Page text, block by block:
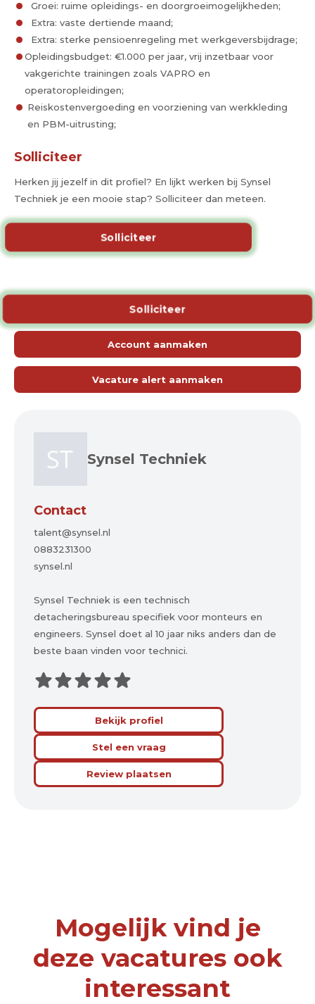
Groei: ruime opleidings- en doorgroeimogelijkheden;
Extra: vaste dertiende maand;
Extra: sterke pensioenregeling met werkgeversbijdrage;
Opleidingsbudget: €1.000 per jaar, vrij inzetbaar voor
vakgerichte trainingen zoals VAPRO en
operatoropleidingen;
Reiskostenvergoeding en voorziening van werkkleding
en PBM-uitrusting;
Solliciteer
Herken jij jezelf in dit profiel? En lijkt werken bij Synsel
Techniek je een mooie stap? Solliciteer dan meteen.
Solliciteer
Solliciteer
Account aanmaken
Vacature alert aanmaken
Synsel Techniek
Contact
talent@synsel.nl
0883231300
synsel.nl
Synsel Techniek is een technisch
detacheringsbureau specifiek voor monteurs en
engineers. Synsel doet al 10 jaar niks anders dan de
beste baan vinden voor technici.
Bekijk profiel
Stel een vraag
Review plaatsen
Mogelijk vind je
deze vacatures ook
interessant